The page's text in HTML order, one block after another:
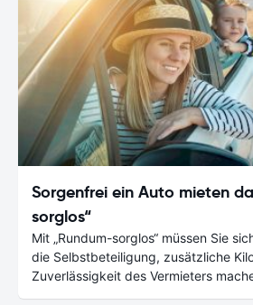
Sorgenfrei ein Auto mieten
sorglos“
Mit „Rundum-sorglos“ müssen Sie
die Selbstbeteiligung, zusätzliche
Zuverlässigkeit des Vermieters